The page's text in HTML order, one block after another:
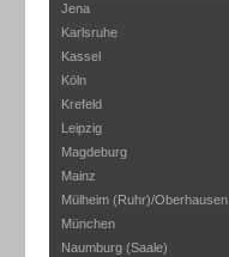
Jena
Karlsruhe
Kassel
Köln
Krefeld
Leipzig
Magdeburg
Mainz
Mülheim (Ruhr)/Oberhausen
München
Naumburg (Saale)